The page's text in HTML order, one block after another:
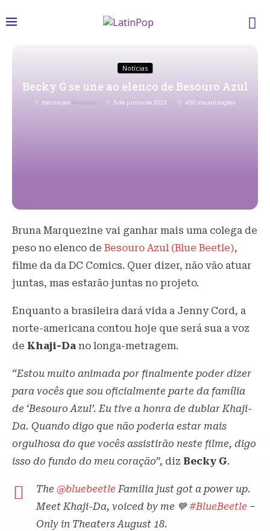
Notícias
Becky G se une ao elenco de Besouro Azul
Escrito por Redacao 5 de junho de 2023 430 Visualizações
Bruna Marquezine vai ganhar mais uma colega de
peso no elenco de Besouro Azul (Blue Beetle),
filme da da DC Comics. Quer dizer, não vão atuar
juntas, mas estarão juntas no projeto.
Enquanto a brasileira dará vida a Jenny Cord, a
norte-americana contou hoje que será sua a voz
de Khaji-Da no longa-metragem.
“Estou muito animada por finalmente poder dizer
para vocês que sou oficialmente parte da família
de ‘Besouro Azul’. Eu tive a honra de dublar Khaji-
Da. Quando digo que não poderia estar mais
orgulhosa do que vocês assistirão neste filme, digo
isso do fundo do meu coração”, diz Becky G.
The @bluebeetle Familia just got a power up.
Meet Khaji-Da, voiced by me 💙#BlueBeetle –
Only in Theaters August 18.